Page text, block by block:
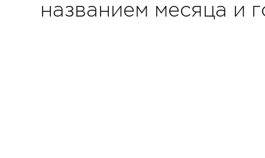
названием месяца и